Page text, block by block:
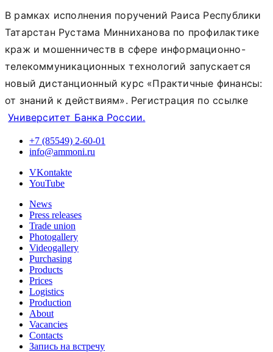
В рамках исполнения поручений Раиса Республики
Татарстан Рустама Минниханова по профилактике
краж и мошенничеств в сфере информационно-
телекоммуникационных технологий запускается
новый дистанционный курс «Практичные финансы:
от знаний к действиям». Регистрация по ссылке
Университет Банка России.
+7 (85549) 2-60-01
info@ammoni.ru
VKontakte
YouTube
News
Press releases
Trade union
Photogallery
Videogallery
Purchasing
Products
Prices
Logistics
Production
About
Vacancies
Contacts
Запись на встречу